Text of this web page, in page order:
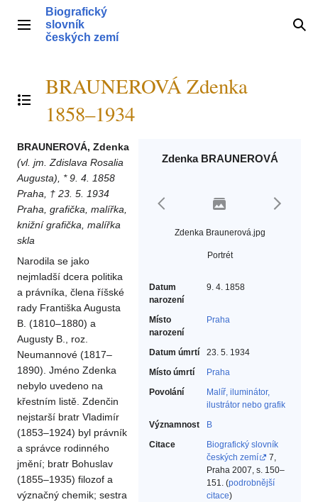
obsahHlavní menu
Biografický
slovník
českých zemí
Přepnout obsah
BRAUNEROVÁ Zdenka
1858–1934
Zdenka BRAUNEROVÁ
Zdenka Braunerová.jpg
Portrét
Datum
narození
9. 4. 1858
Místo
narození
Praha
Datum úmrtí
23. 5. 1934
Místo úmrtí
Praha
Povolání
Malíř, iluminátor,
ilustrátor nebo grafik‎
Významnost
B
Citace
Biografický slovník
českých zemí
7,
Praha 2007, s. 150–
151. (podrobnější
citace)
BRAUNEROVÁ, Zdenka
(vl. jm. Zdislava Rosalia
Augusta), * 9. 4. 1858
Praha, † 23. 5. 1934
Praha, grafička, malířka,
knižní grafička, malířka
skla
Narodila se jako
nejmladší dcera politika
a právníka, člena říšské
rady Františka Augusta
B. (1810–1880) a
Augusty B., roz.
Neumannové (1817–
1890). Jméno Zdenka
nebylo uvedeno na
křestním listě. Zdenčin
nejstarší bratr Vladimír
(1853–1924) byl právník
a správce rodinného
jmění; bratr Bohuslav
(1855–1935) filozof a
význačný chemik; sestra